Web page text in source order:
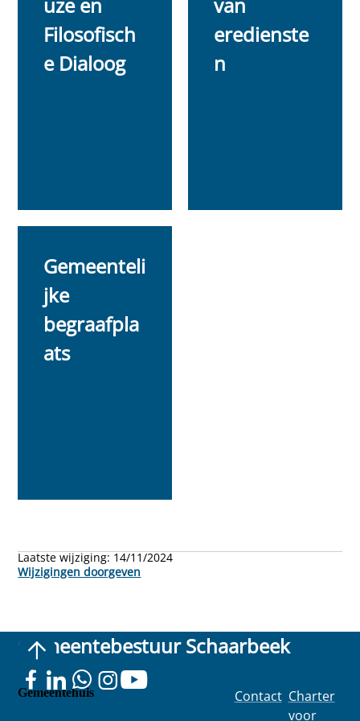
uze en
Filosofisch
e Dialoog
van
eredienste
n
Gemeenteli
jke
begraafpla
ats
Laatste wijziging: 14/11/2024
Wijzigingen doorgeven
Gemeentebestuur Schaarbeek
Gemeentehuis Contact Charter
voor